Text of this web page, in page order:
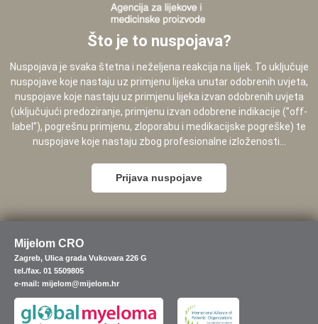
Što je to nuspojava?
Nuspojava je svaka štetna i neželjena reakcija na lijek. To uključuje
nuspojave koje nastaju uz primjenu lijeka unutar odobrenih uvjeta,
nuspojave koje nastaju uz primjenu lijeka izvan odobrenih uvjeta
(uključujući predoziranje, primjenu izvan odobrene indikacije (”off-
label”), pogrešnu primjenu, zloporabu i medikacijske pogreške) te
nuspojave koje nastaju zbog profesionalne izloženosti...
Prijava nuspojave
Mijelom CRO
Zagreb, Ulica grada Vukovara 226 G
tel./fax. 01 5509805
e-mail: mijelom@mijelom.hr